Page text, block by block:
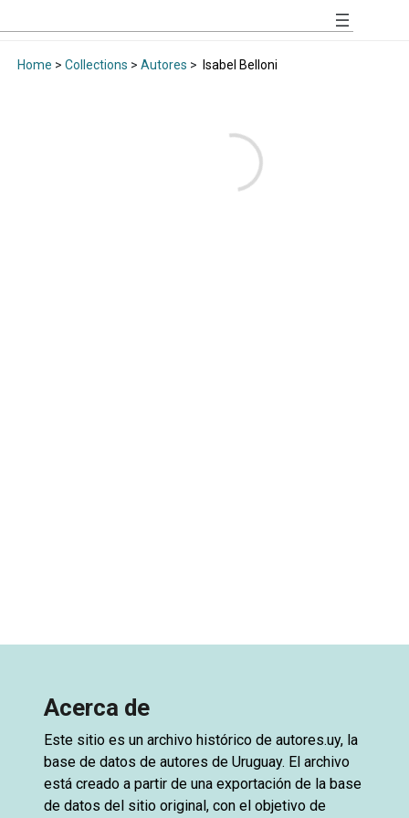
Home > Collections > Autores > Isabel Belloni
Acerca de
Este sitio es un archivo histórico de autores.uy, la
base de datos de autores de Uruguay. El archivo
está creado a partir de una exportación de la base
de datos del sitio original, con el objetivo de